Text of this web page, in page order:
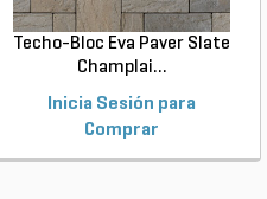
Techo-Bloc Eva Paver Slate
Champlai...
Inicia Sesión para
Comprar